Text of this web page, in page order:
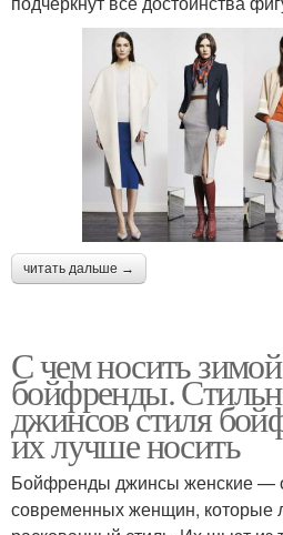
читать дальше →
С чем носить
бойфренды.
джинсов стиля
их лучше носить
Бойфренды джинсы женские —
современных женщин, которые